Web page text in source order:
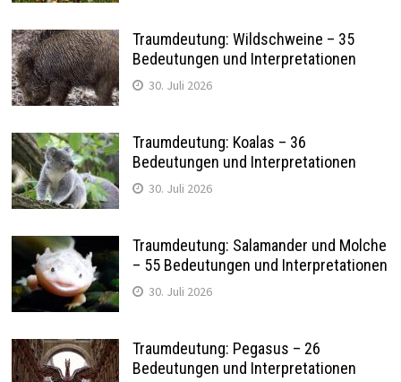
Traumdeutung: Wildschweine – 35
Bedeutungen und Interpretationen
30. Juli 2026
Traumdeutung: Koalas – 36
Bedeutungen und Interpretationen
30. Juli 2026
Traumdeutung: Salamander und Molche
– 55 Bedeutungen und Interpretationen
30. Juli 2026
Traumdeutung: Pegasus – 26
Bedeutungen und Interpretationen